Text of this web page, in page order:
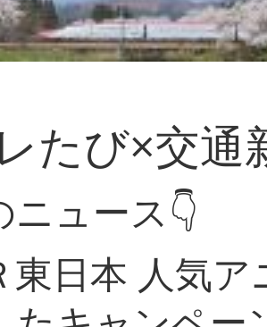
たび×交通
ニュース👇
東日本 人気